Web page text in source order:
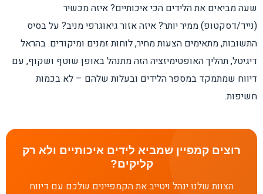
שעה מביאים את הלידים הכי איכותיים? איזה מכשיר
(נייד/דסקטופ) ממיר יותר? איזה אזור גיאוגרפי מניב? על בסיס
התשובות, מתאימים הצעות מחיר, לוחות זמנים ומיקודים. בהראל
דיגיטל, תהליך האופטימיזציה הזה מתנהל באופן שוטף ושקוף, עם
דיווח שמתמקד במספר הלידים ובעלות שלהם – לא בכמות
חשיפות.
רוצים קמפיין שמביא לידים איכותיים ולא רק
קליקים?
הצוות שלנו ינהל ויטייב את הקמפיינים שלכם עם דיווח